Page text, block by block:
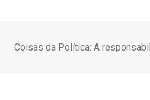
Coisas da Política: A